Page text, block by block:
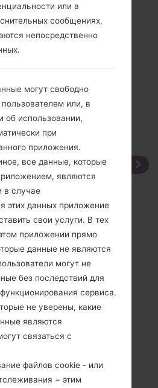
или в
сообщениях,
непосредственно
могут свободно
или, в
об использовании,
при
приложения.
все данные, которые
являются
в случае
этих данных приложение
свои услуги. В тех
приложении прямо
данные не являются
могут не
без последствий для
сервиса.
не уверены, какие
являются
связаться с
файлов cookie - или
− этим